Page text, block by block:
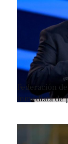
Federación
inmediata de